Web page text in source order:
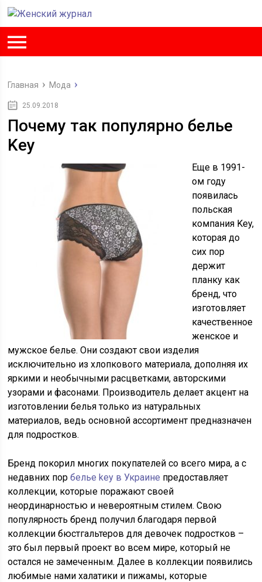
Главная Мода
25.09.2018
Почему так популярно белье
Key
Еще в 1991-
ом году
появилась
польская
компания Key,
которая до
сих пор
держит
планку как
бренд, что
изготовляет
качественное
женское и
мужское белье. Они создают свои изделия
исключительно из хлопкового материала, дополняя их
яркими и необычными расцветками, авторскими
узорами и фасонами. Производитель делает акцент на
изготовлении белья только из натуральных
материалов, ведь основной ассортимент предназначен
для подростков.
Бренд покорил многих покупателей со всего мира, а с
недавних порбелье key в Украине предоставляет
коллекции, которые поражают своей
неординарностью и невероятным стилем. Свою
популярность бренд получил благодаря первой
коллекции бюстгальтеров для девочек подростков –
это был первый проект во всем мире, который не
остался не замеченным. Далее в коллекции появились
любимые нами халатики и пижамы, которые